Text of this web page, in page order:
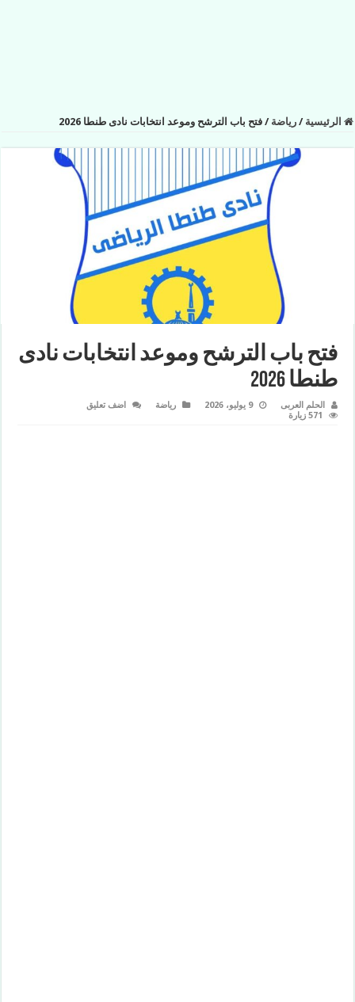
الرئيسية / رياضة / فتح باب الترشح وموعد انتخابات نادى طنطا 2026
فتح باب الترشح وموعد انتخابات نادى
طنطا 2026
الحلم العربى 9 يوليو، 2026 رياضة
اضف تعليق
571 زيارة